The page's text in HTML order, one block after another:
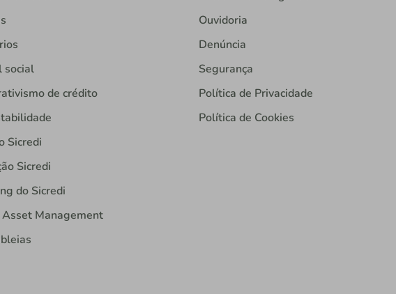
social
de crédito
Sicredi
Sicredi
do Sicredi
Asset Management
Ouvidoria
Denúncia
Segurança
Política de Privacidade
Política de Cookies